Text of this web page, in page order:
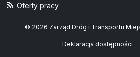
Oferty pracy
© 2026 Zarząd Dróg i Transportu
Deklaracja dostępności